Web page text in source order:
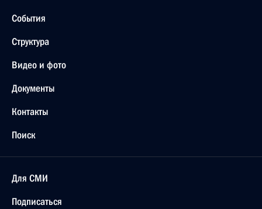
События
Структура
Видео и фото
Документы
Контакты
Поиск
Для СМИ
Подписаться